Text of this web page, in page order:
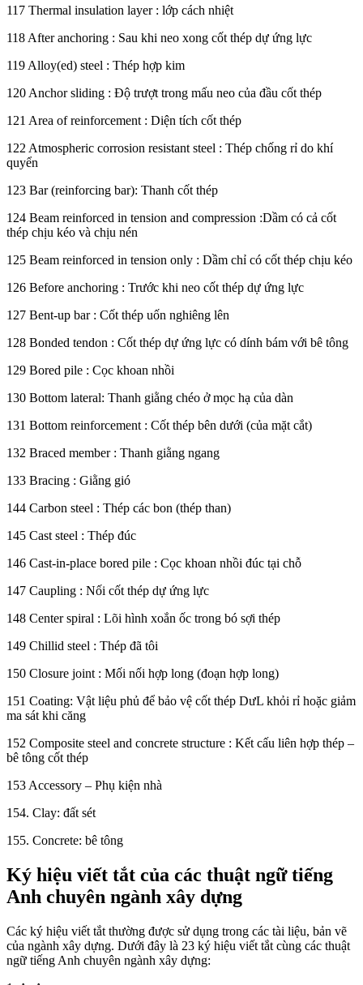
117 Thermal insulation layer : lớp cách nhiệt
118 After anchoring : Sau khi neo xong cốt thép dự ứng lực
119 Alloy(ed) steel : Thép hợp kim
120 Anchor sliding : Độ trượt trong mấu neo của đầu cốt thép
121 Area of reinforcement : Diện tích cốt thép
122 Atmospheric corrosion resistant steel : Thép chống rỉ do khí
quyển
123 Bar (reinforcing bar): Thanh cốt thép
124 Beam reinforced in tension and compression :Dầm có cả cốt
thép chịu kéo và chịu nén
125 Beam reinforced in tension only : Dầm chỉ có cốt thép chịu kéo
126 Before anchoring : Trước khi neo cốt thép dự ứng lực
127 Bent-up bar : Cốt thép uốn nghiêng lên
128 Bonded tendon : Cốt thép dự ứng lực có dính bám với bê tông
129 Bored pile : Cọc khoan nhồi
130 Bottom lateral: Thanh giằng chéo ở mọc hạ của dàn
131 Bottom reinforcement : Cốt thép bên dưới (của mặt cắt)
132 Braced member : Thanh giằng ngang
133 Bracing : Giằng gió
144 Carbon steel : Thép các bon (thép than)
145 Cast steel : Thép đúc
146 Cast-in-place bored pile : Cọc khoan nhồi đúc tại chỗ
147 Caupling : Nối cốt thép dự ứng lực
148 Center spiral : Lõi hình xoắn ốc trong bó sợi thép
149 Chillid steel : Thép đã tôi
150 Closure joint : Mối nối hợp long (đoạn hợp long)
151 Coating: Vật liệu phủ để bảo vệ cốt thép DưL khỏi rỉ hoặc giảm
ma sát khi căng
152 Composite steel and concrete structure : Kết cấu liên hợp thép –
bê tông cốt thép
153 Accessory – Phụ kiện nhà
154. Clay: đất sét
155. Concrete: bê tông
Ký hiệu viết tắt của các thuật ngữ tiếng
Anh chuyên ngành xây dựng
Các ký hiệu viết tắt thường được sử dụng trong các tài liệu, bản vẽ
của ngành xây dựng. Dưới đây là 23 ký hiệu viết tắt cùng các thuật
ngữ tiếng Anh chuyên ngành xây dựng: